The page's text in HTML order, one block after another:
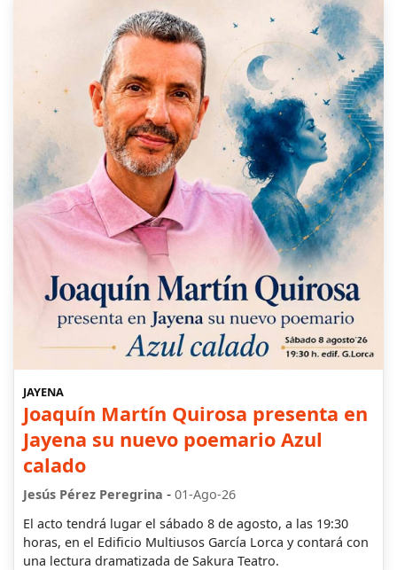
JAYENA
Joaquín Martín Quirosa presenta en
Jayena su nuevo poemario Azul
calado
Jesús Pérez Peregrina - 01-Ago-26
El acto tendrá lugar el sábado 8 de agosto, a las 19:30
horas, en el Edificio Multiusos García Lorca y contará con
una lectura dramatizada de Sakura Teatro.